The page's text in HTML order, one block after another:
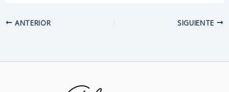
ANTERIOR SIGUIENTE